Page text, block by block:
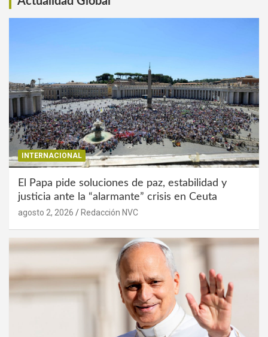
INTERNACIONAL
El Papa pide soluciones de paz, estabilidad y
justicia ante la “alarmante” crisis en Ceuta
agosto 2, 2026 Redacción NVC